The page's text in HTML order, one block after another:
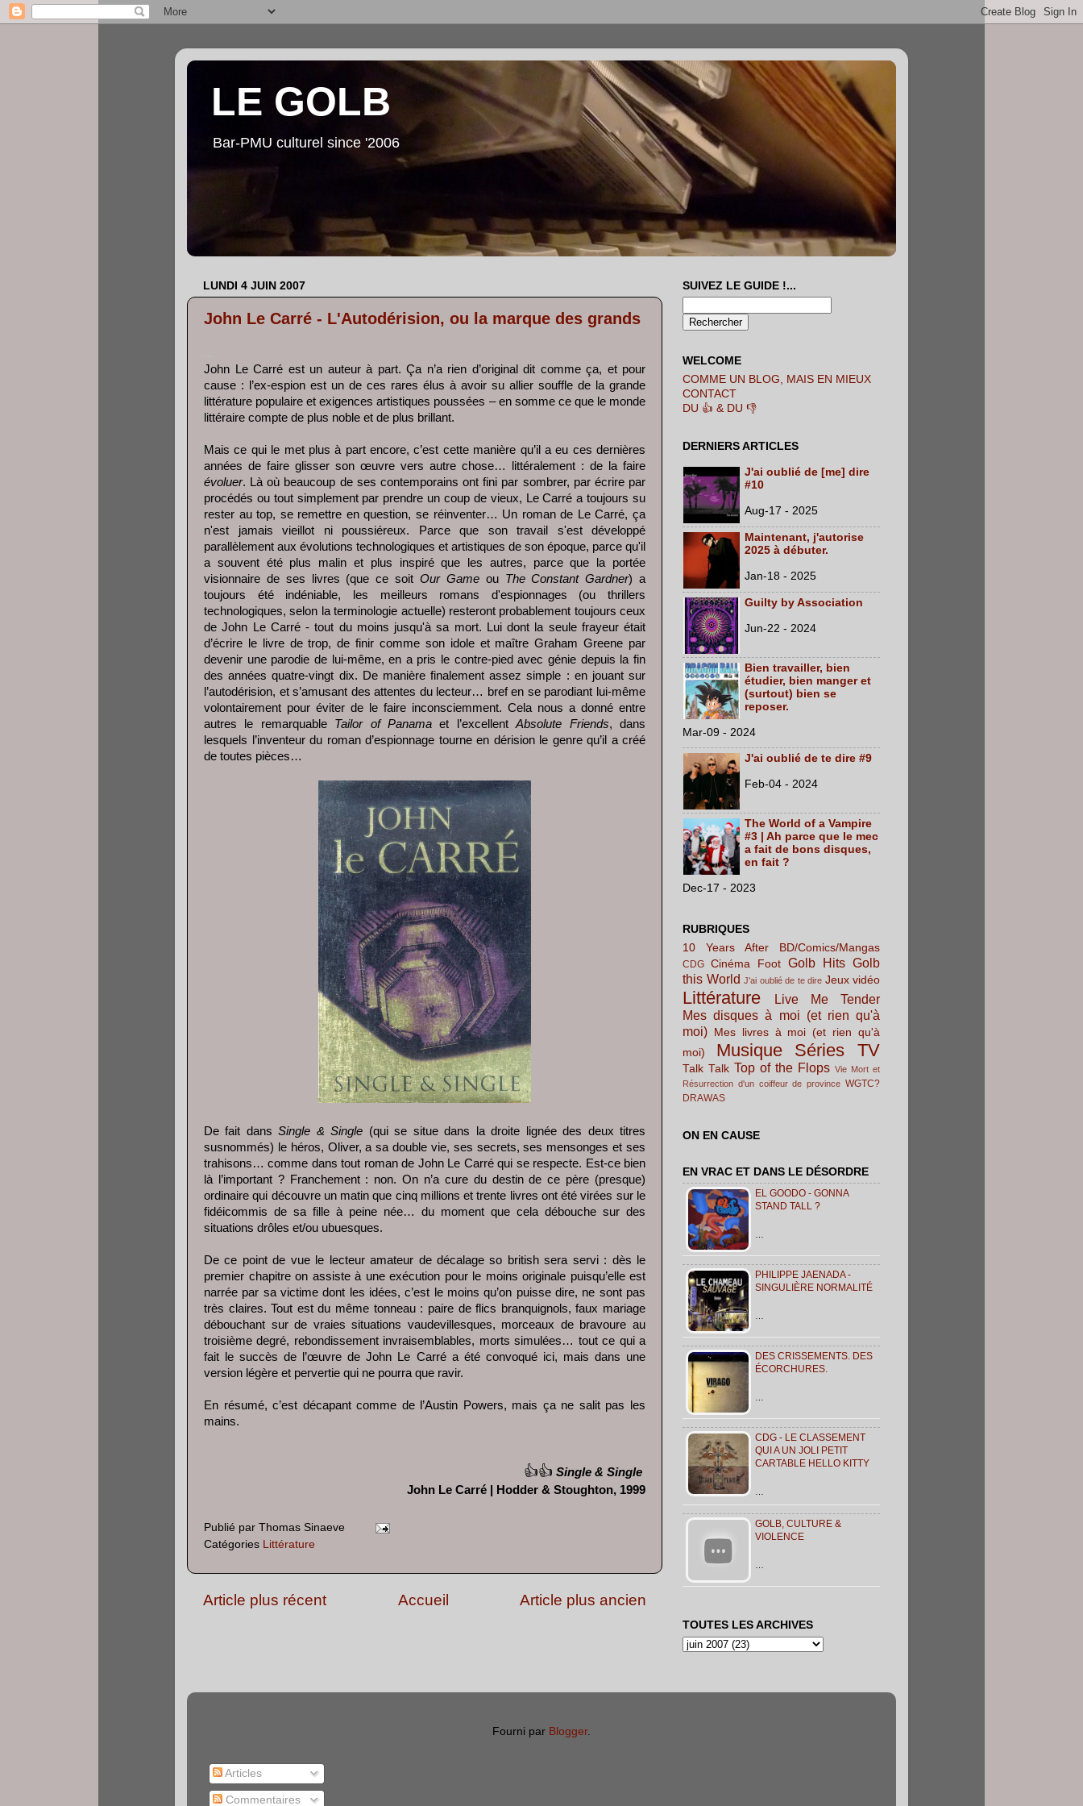
LE GOLB
Bar-PMU culturel since '2006
LUNDI 4 JUIN 2007
John Le Carré - L'Autodérision, ou la marque des grands
John Le Carré est un auteur à part. Ça n’a rien d’original dit comme ça, et pour
cause : l’ex-espion est un de ces rares élus à avoir su allier souffle de la grande
littérature populaire et exigences artistiques poussées – en somme ce que le monde
littéraire compte de plus noble et de plus brillant.
Mais ce qui le met plus à part encore, c’est cette manière qu’il a eu ces dernières
années de faire glisser son œuvre vers autre chose… littéralement : de la faire
évoluer. Là où beaucoup de ses contemporains ont fini par sombrer, par écrire par
procédés ou tout simplement par prendre un coup de vieux, Le Carré a toujours su
rester au top, se remettre en question, se réinventer… Un roman de Le Carré, ça
n'est jamais vieillot ni poussiéreux. Parce que son travail s'est développé
parallèlement aux évolutions technologiques et artistiques de son époque, parce qu'il
a souvent été plus malin et plus inspiré que les autres, parce que la portée
visionnaire de ses livres (que ce soit Our Gameou The Constant Gardner) a
toujours été indéniable, les meilleurs romans d'espionnages (ou thrillers
technologiques, selon la terminologie actuelle) resteront probablement toujours ceux
de John Le Carré - tout du moins jusqu'à sa mort. Lui dont la seule frayeur était
d’écrire le livre de trop, de finir comme son idole et maître Graham Greene par
devenir une parodie de lui-même, en a pris le contre-pied avec génie depuis la fin
des années quatre-vingt dix. De manière finalement assez simple : en jouant sur
l’autodérision, et s’amusant des attentes du lecteur… bref en se parodiant lui-même
volontairement pour éviter de le faire inconsciemment. Cela nous a donné entre
autres le remarquable Tailor of Panama et l’excellentAbsolute Friends, dans
lesquels l’inventeur du roman d’espionnage tourne en dérision le genre qu’il a créé
de toutes pièces…
De fait dansSingle & Single (qui se situe dans la droite lignée des deux titres
susnommés) le héros, Oliver, a sa double vie, ses secrets, ses mensonges et ses
trahisons… comme dans tout roman de John Le Carré qui se respecte. Est-ce bien
là l’important ? Franchement : non. On n’a cure du destin de ce père (presque)
ordinaire qui découvre un matin que cinq millions et trente livres ont été virées sur le
fidéicommis de sa fille à peine née… du moment que cela débouche sur des
situations drôles et/ou ubuesques.
De ce point de vue le lecteur amateur de décalage so british sera servi : dès le
premier chapitre on assiste à une exécution pour le moins originale puisqu’elle est
narrée par sa victime dont les idées, c’est le moins qu’on puisse dire, ne sont pas
très claires. Tout est du même tonneau : paire de flics branquignols, faux mariage
débouchant sur de vraies situations vaudevillesques, morceaux de bravoure au
troisième degré, rebondissement invraisemblables, morts simulées… tout ce qui a
fait le succès de l’œuvre de John Le Carré a été convoqué ici, mais dans une
version légère et pervertie qui ne pourra que ravir.
En résumé, c’est décapant comme de l’Austin Powers, mais ça ne salit pas les
mains.
👍👍 Single & Single
John Le Carré | Hodder & Stoughton, 1999
Publié par Thomas Sinaeve
Catégories Littérature
Article plus récent Article plus ancien
Accueil
SUIVEZ LE GUIDE !...
WELCOME
COMME UN BLOG, MAIS EN MIEUX
CONTACT
DU 👍 & DU 👎
DERNIERS ARTICLES
J'ai oublié de [me] dire
#10
Aug-17 - 2025
Maintenant, j'autorise
2025 à débuter.
Jan-18 - 2025
Guilty by Association
Jun-22 - 2024
Bien travailler, bien
étudier, bien manger et
(surtout) bien se
reposer.
Mar-09 - 2024
J'ai oublié de te dire #9
Feb-04 - 2024
The World of a Vampire
#3 | Ah parce que le mec
a fait de bons disques,
en fait ?
Dec-17 - 2023
RUBRIQUES
10 Years After
BD/Comics/Mangas
CDG Cinéma Foot Golb Hits Golb
this World J'ai oublié de te dire Jeux vidéo
Littérature
Live Me Tender
Mes disques à moi (et rien qu'à
moi) Mes livres à moi (et rien qu'à
moi)
Musique Séries TV
Talk Talk Top of the Flops Vie Mort et
Résurrection d'un coiffeur de province WGTC?
DRAWAS
ON EN CAUSE
EN VRAC ET DANS LE DÉSORDRE
EL GOODO - GONNA
STAND TALL ?
PHILIPPE JAENADA -
SINGULIÈRE NORMALITÉ
DES CRISSEMENTS. DES
ÉCORCHURES.
CDG - LE CLASSEMENT
QUI A UN JOLI PETIT
CARTABLE HELLO KITTY
GOLB, CULTURE &
VIOLENCE
TOUTES LES ARCHIVES
Fourni par Blogger.
Articles
Commentaires